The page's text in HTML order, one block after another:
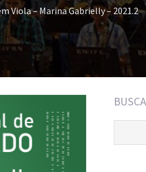
Viola – Marina Gabrielly – 2021.2
BUSCA